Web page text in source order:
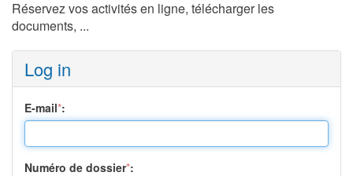
Réservez vos activités en ligne, télécharger les
documents, ...
Log in
E-mail*:
Numéro de dossier*: